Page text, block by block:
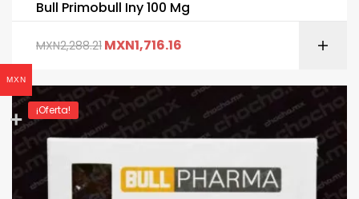
Bull Primobull Iny 100 Mg
MXN2,288.21 MXN1,716.16
¡Oferta!
MXN